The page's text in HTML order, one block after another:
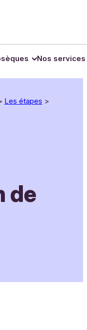
Nos services
Les étapes >
de